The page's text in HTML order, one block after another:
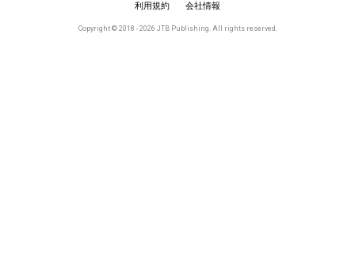
利用規約
会社情報
Copyright © 2018 - 2026 JTB Publishing. All rights reserved.